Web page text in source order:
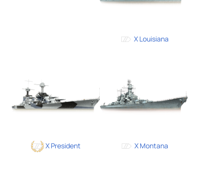
X Louisiana
X President X Montana